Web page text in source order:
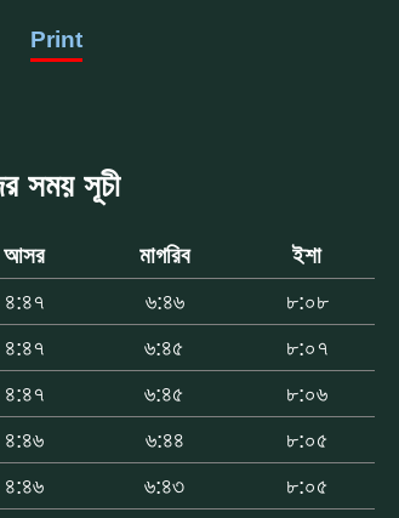
Print
সময় সূচী
আসর মাগরিব
ইশা
৪:৪৭ ৬:৪৬
৮:০৮
৪:৪৭ ৬:৪৫
৮:০৭
৪:৪৭ ৬:৪৫
৮:০৬
৪:৪৬ ৬:৪৪
৮:০৫
৪:৪৬ ৬:৪৩
৮:০৫